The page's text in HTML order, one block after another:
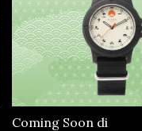
Coming Soon di